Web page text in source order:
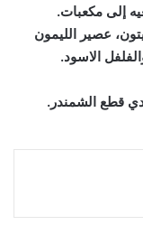
عصير الليمون
الاسود.